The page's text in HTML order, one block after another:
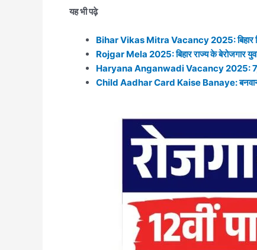
यह भी पढ़े
Bihar Vikas Mitra Vacancy 2025: बिहार
Rojgar Mela 2025: बिहार राज्य के बेरोजगार
Haryana Anganwadi Vacancy 2025:
Child Aadhar Card Kaise Banaye: बनवाना